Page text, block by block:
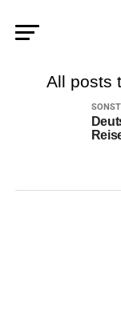
All posts